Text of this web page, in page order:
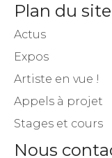
Plan du site
Actus
Expos
Artiste en vue !
Appels à projet
Stages et cours
Nous